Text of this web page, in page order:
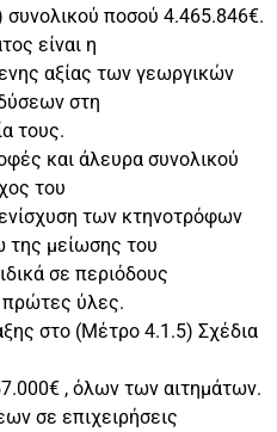
ποσού 4.465.846€.
είναι η
αξίας των γεωργικών
στη
τους.
και άλευρα συνολικού
του
των κτηνοτρόφων
της μείωσης του
σε περιόδους
πρώτες ύλες.
στο (Μέτρο 4.1.5) Σχέδια
, όλων των αιτημάτων.
σε επιχειρήσεις